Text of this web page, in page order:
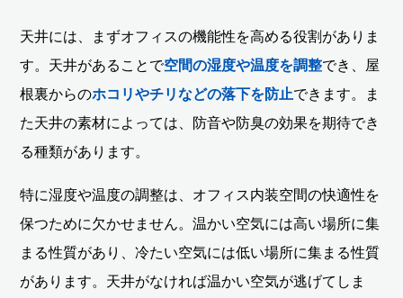
天井には、まずオフィスの機能性を高める役割がありま
す。天井があることで空間の湿度や温度を調整でき、屋
根裏からのホコリやチリなどの落下を防止できます。ま
た天井の素材によっては、防音や防臭の効果を期待でき
る種類があります。
特に湿度や温度の調整は、オフィス内装空間の快適性を
保つために欠かせません。温かい空気には高い場所に集
まる性質があり、冷たい空気には低い場所に集まる性質
があります。天井がなければ温かい空気が逃げてしま